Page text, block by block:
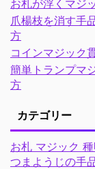
お札が浮くマジ
爪楊枝を消す手
方
コインマジック
簡単トランプマ
方
カテゴリー
お札 マジック
つまようじの手